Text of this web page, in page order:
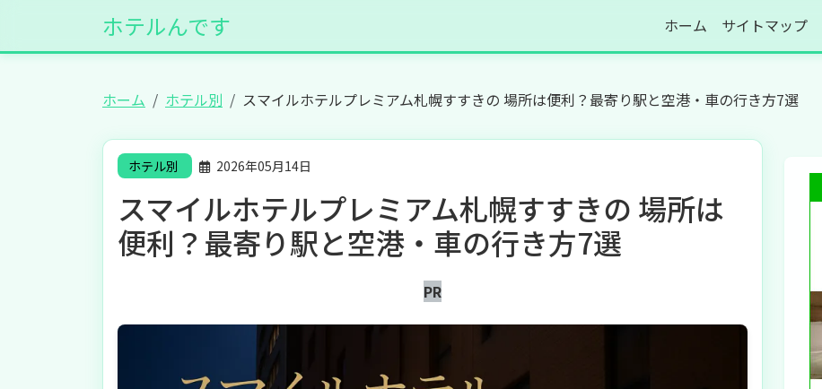
ホテルんです ホーム サイトマップ
ホーム ホテル別 スマイルホテルプレミアム札幌すすきの 場所は便利？最寄り駅と空港・車の行き方7選
ホテル別 2026年05月14日
スマイルホテルプレミアム札幌すすきの 場所は
便利？最寄り駅と空港・車の行き方7選
PR